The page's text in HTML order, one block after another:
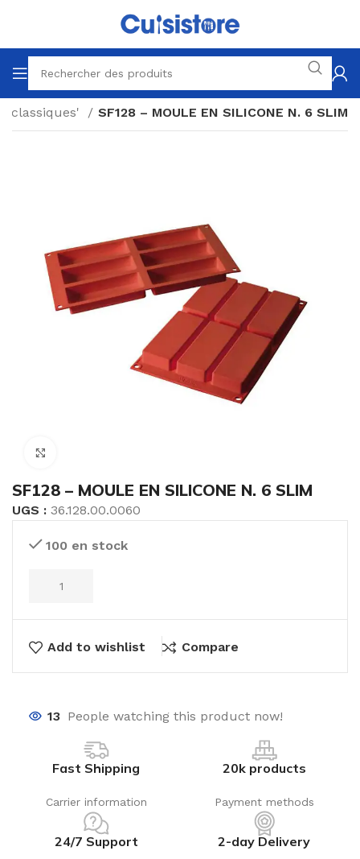
classiques' SF128 – MOULE EN SILICONE N. 6 SLIM
SF128 – MOULE EN SILICONE N. 6 SLIM
UGS : 36.128.00.0060
100 en stock
Add to wishlist Compare
13 People watching this product now!
Fast Shipping
Carrier information
20k products
Payment methods
24/7 Support 2-day Delivery